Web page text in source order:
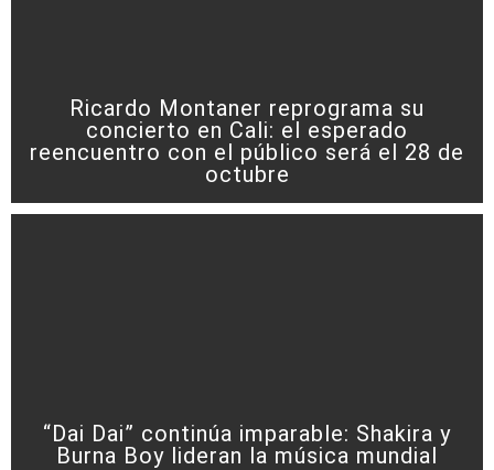
Ricardo Montaner reprograma su
concierto en Cali: el esperado
reencuentro con el público será el 28 de
octubre
“Dai Dai” continúa imparable: Shakira y
Burna Boy lideran la música mundial